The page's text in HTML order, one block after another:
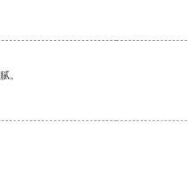
。